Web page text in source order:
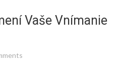
Vaše Vnímanie